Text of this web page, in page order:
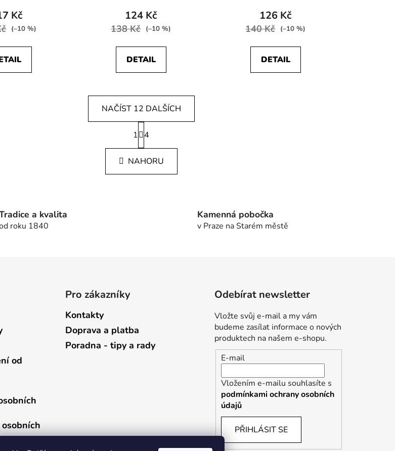
Kč
(–10 %)
124 Kč
138 Kč (–10 %)
DETAIL
126 Kč
140 Kč (–10 %)
DETAIL
O
v
l
á
NAČÍST 12 DALŠÍCH
S
t
r
n
k
1 4
NAHORU
a kvalita
roku 1840
Kamenná pobočka
v Praze na Starém městě
od
Pro zákazníky
Kontakty
Doprava a platba
Poradna - tipy a rady
Odebírat newsletter
Vložte svůj e-mail a my vám
budeme zasílat informace o nových
produktech na našem e-shopu.
E-mail
Vložením e-mailu souhlasíte s
podmínkami ochrany osobních
údajů
PŘIHLÁSIT SE